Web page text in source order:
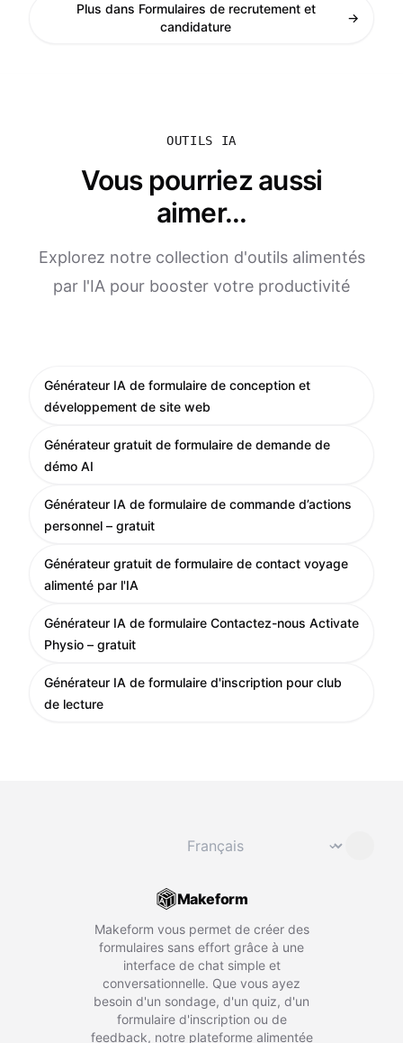
Plus dans Formulaires de recrutement et
candidature
→
OUTILS IA
Vous pourriez aussi
aimer...
Explorez notre collection d'outils alimentés
par l'IA pour booster votre productivité
Générateur IA de formulaire de conception et
développement de site web
Générateur gratuit de formulaire de demande de
démo AI
Générateur IA de formulaire de commande d’actions
personnel – gratuit
Générateur gratuit de formulaire de contact voyage
alimenté par l'IA
Générateur IA de formulaire Contactez-nous Activate
Physio – gratuit
Générateur IA de formulaire d'inscription pour club
de lecture
⌄
Makeform
Makeform vous permet de créer des
formulaires sans effort grâce à une
interface de chat simple et
conversationnelle. Que vous ayez
besoin d'un sondage, d'un quiz, d'un
formulaire d'inscription ou de
feedback, notre plateforme alimentée